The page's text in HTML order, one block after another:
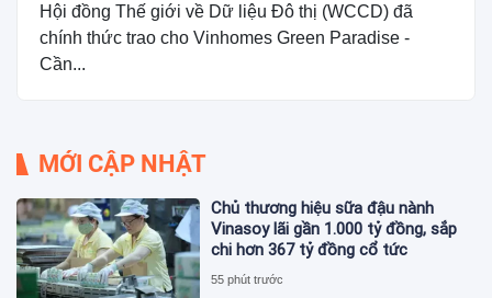
Hội đồng Thế giới về Dữ liệu Đô thị (WCCD) đã
chính thức trao cho Vinhomes Green Paradise -
Cần...
MỚI CẬP NHẬT
Chủ thương hiệu sữa đậu nành
Vinasoy lãi gần 1.000 tỷ đồng, sắp
chi hơn 367 tỷ đồng cổ tức
55 phút trước